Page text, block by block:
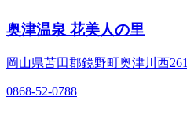
奥津温泉 花美人の里
岡山県苫田郡鏡野町奥津川西261
0868-52-0788